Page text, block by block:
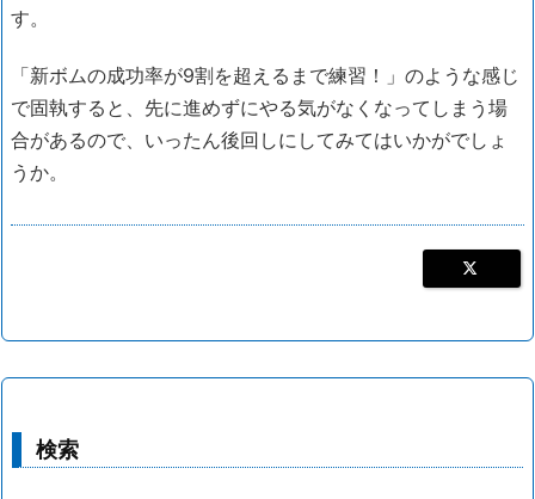
す。
「新ボムの成功率が9割を超えるまで練習！」のような感じ
で固執すると、先に進めずにやる気がなくなってしまう場
合があるので、いったん後回しにしてみてはいかがでしょ
うか。
検索